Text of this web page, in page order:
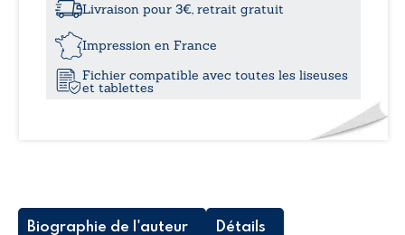
une
plus
claire
Livraison pour 3€, retrait gratuit
Impression en France
Fichier compatible avec toutes les liseuses
et tablettes
Biographie de l'auteur Détails